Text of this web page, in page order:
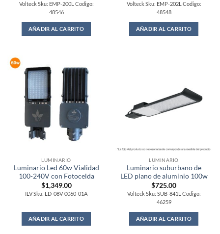
Volteck Sku: EMP-200L Codigo:
48546
AÑADIR AL CARRITO
Volteck Sku: EMP-202L Codigo:
48548
AÑADIR AL CARRITO
LUMINARIO
Luminario Led 60w Vialidad
100-240V con Fotocelda
$1,349.00
ILV Sku: LD-08V-0060-01A
AÑADIR AL CARRITO
LUMINARIO
Luminario suburbano de
LED plano de aluminio 100w
$725.00
Volteck Sku: SUB-841L Codigo:
46259
AÑADIR AL CARRITO